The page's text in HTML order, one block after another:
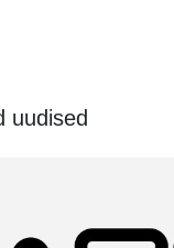
uudised